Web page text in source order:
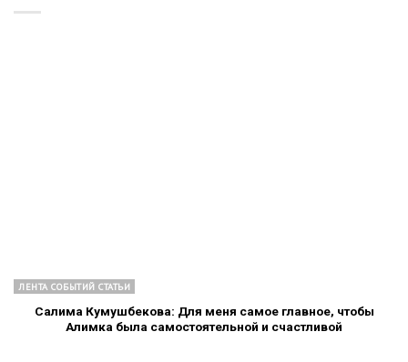
ЛЕНТА СОБЫТИЙ СТАТЬИ
Салима Кумушбекова: Для меня самое главное, чтобы
Алимка была самостоятельной и счастливой